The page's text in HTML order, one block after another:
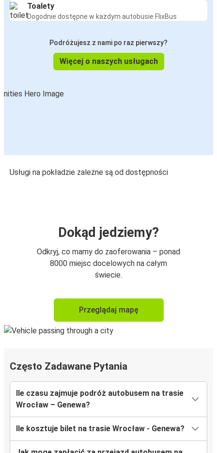
Toalety
Dogodnie dostępne w każdym autobusie FlixBus
Podróżujesz z nami po raz pierwszy?
Więcej o naszych usługach
Usługi na pokładzie zależne są od dostępności
Dokąd jedziemy?
Odkryj, co mamy do zaoferowania – ponad
8000 miejsc docelowych na całym
świecie.
Przeglądaj mapę
Często Zadawane Pytania
Ile czasu zajmuje podróż autobusem na trasie
Wrocław – Genewa?
Ile kosztuje bilet na trasie Wrocław - Genewa?